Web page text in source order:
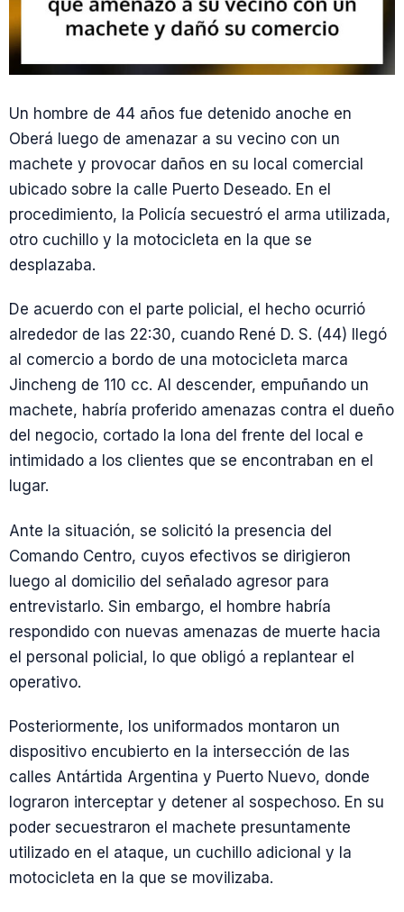
Un hombre de 44 años fue detenido anoche en
Oberá luego de amenazar a su vecino con un
machete y provocar daños en su local comercial
ubicado sobre la calle Puerto Deseado. En el
procedimiento, la Policía secuestró el arma utilizada,
otro cuchillo y la motocicleta en la que se
desplazaba.
De acuerdo con el parte policial, el hecho ocurrió
alrededor de las 22:30, cuando René D. S. (44) llegó
al comercio a bordo de una motocicleta marca
Jincheng de 110 cc. Al descender, empuñando un
machete, habría proferido amenazas contra el dueño
del negocio, cortado la lona del frente del local e
intimidado a los clientes que se encontraban en el
lugar.
Ante la situación, se solicitó la presencia del
Comando Centro, cuyos efectivos se dirigieron
luego al domicilio del señalado agresor para
entrevistarlo. Sin embargo, el hombre habría
respondido con nuevas amenazas de muerte hacia
el personal policial, lo que obligó a replantear el
operativo.
Posteriormente, los uniformados montaron un
dispositivo encubierto en la intersección de las
calles Antártida Argentina y Puerto Nuevo, donde
lograron interceptar y detener al sospechoso. En su
poder secuestraron el machete presuntamente
utilizado en el ataque, un cuchillo adicional y la
motocicleta en la que se movilizaba.